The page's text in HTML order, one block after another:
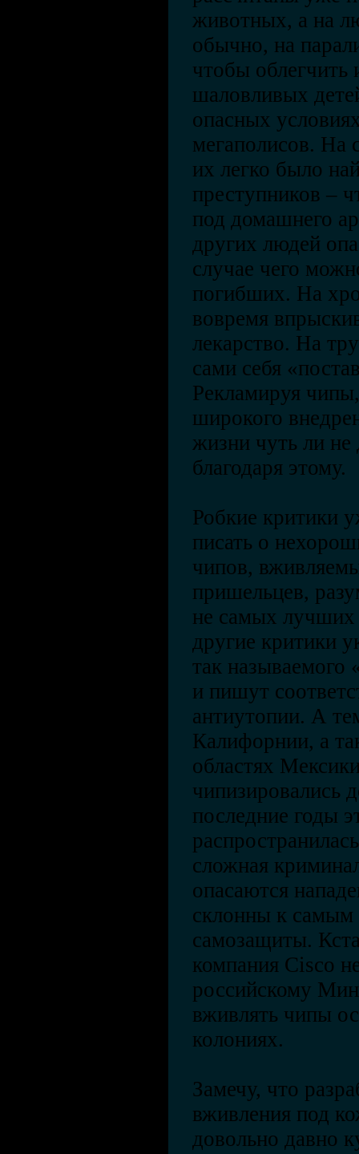
животных, а на
обычно, на
чтобы
шаловливых
опасных
мегаполисов. На
их легко было
преступников –
под домашнего
других людей
случае чего
погибших. На
вовремя
лекарство. На
сами себя
Рекламируя
широкого
жизни чуть ли не
благодаря этому.
Робкие критики
писать о
чипов,
пришельцев,
не самых лучших
другие критики
так называемого
и пишут
антиутопии. А
Калифорнии, а
областях
чипизировались
последние годы
сложная
опасаются
склонны к
самозащиты.
компания Cisco
российскому
вживлять чипы
колониях.
Замечу, что
вживления под
довольно давно